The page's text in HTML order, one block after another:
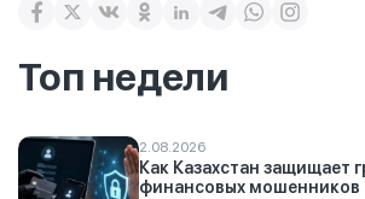
Топ недели
2.08.2026
Как Казахстан защищает
финансовых мошенников